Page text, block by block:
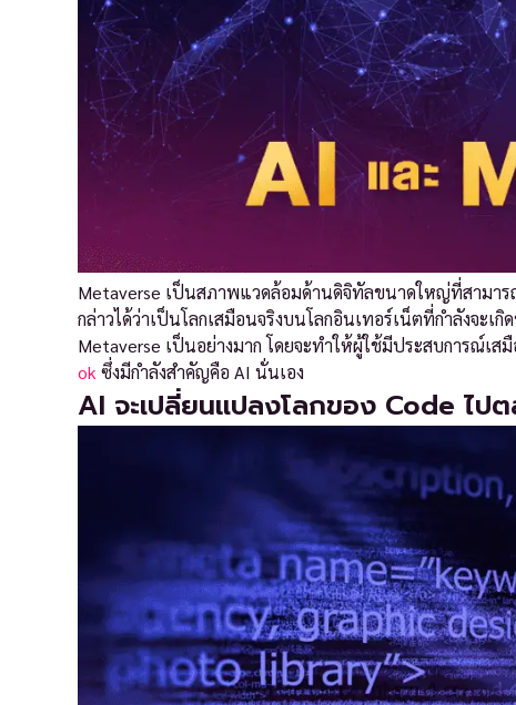
Metaverse เป็นสภาพแวดล้อมด้านดิจิทัลขนาดใหญ่ที่สามา
กล่าวได้ว่าเป็นโลกเสมือนจริงบนโลกอินเทอร์เน็ตที่กำลังจะ
Metaverse เป็นอย่างมาก โดยจะทำให้ผู้ใช้มีประสบการณ์เ
ok ซึ่งมีกำลังสำคัญคือ AI นั่นเอง
AI จะเปลี่ยนแปลงโลกของ Code ไป